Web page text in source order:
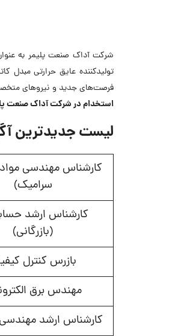
فرصت‌های جدید و نیروهای
استخدام در شرکت آداک صنعت
لیست جدیدترین
کارشناس مهندسی
سرامیک)
کارشناس ارشد
(بازرگانی)
بازرس کنترل
مهندس برق
کارشناس ارشد